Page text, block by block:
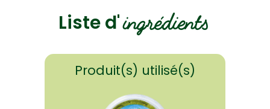
Liste d'ingrédients
Produit(s) utilisé(s)